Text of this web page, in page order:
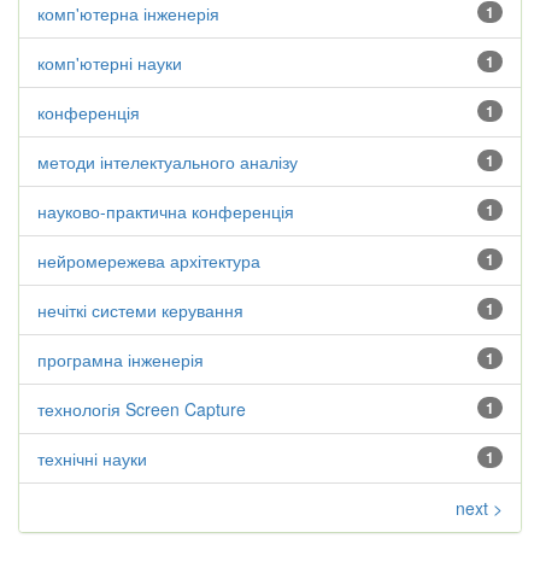
1
комп'ютерна інженерія
1
комп'ютерні науки
1
конференція
1
методи інтелектуального аналізу
1
науково-практична конференція
1
нейромережева архітектура
1
нечіткі системи керування
1
програмна інженерія
1
технологія Screen Capture
1
технічні науки
next >